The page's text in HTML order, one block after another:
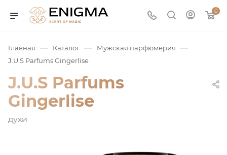
0
Главная — Каталог — Мужская парфюмерия —
J.U.S Parfums Gingerlise
J.U.S Parfums
Gingerlise
духи